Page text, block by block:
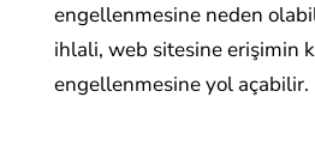
engellenmesine neden
ihlali, web sitesine erişimin
engellenmesine yol açabilir.